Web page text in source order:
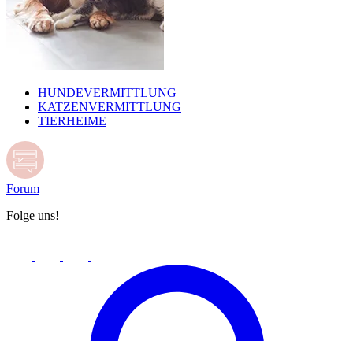
HUNDEVERMITTLUNG
KATZENVERMITTLUNG
TIERHEIME
Forum
Folge uns!